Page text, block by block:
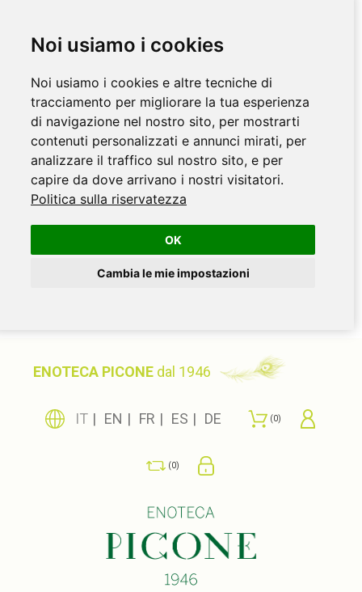
Noi usiamo i cookies
Noi usiamo i cookies e altre tecniche di
tracciamento per migliorare la tua esperienza
di navigazione nel nostro sito, per mostrarti
contenuti personalizzati e annunci mirati, per
analizzare il traffico sul nostro sito, e per
capire da dove arrivano i nostri visitatori.
Politica sulla riservatezza
OK
Cambia le mie impostazioni
ENOTECA PICONE dal 1946
IT EN FR ES DE 0
0